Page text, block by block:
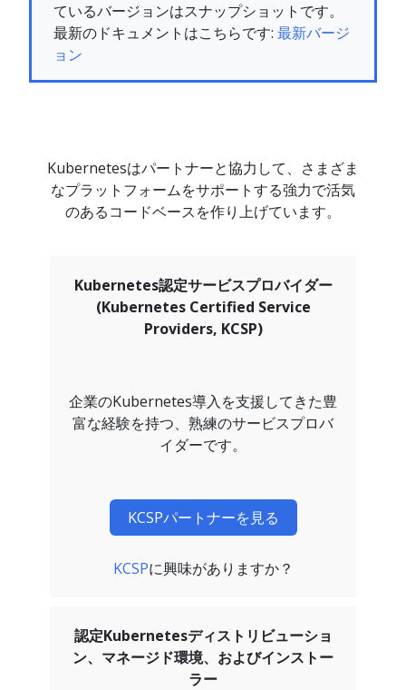
ているバージョンはスナップショットです。
最新のドキュメントはこちらです: 最新バージ
ョン
Kubernetesはパートナーと協力して、さまざま
なプラットフォームをサポートする強力で活気
のあるコードベースを作り上げています。
Kubernetes認定サービスプロバイダー
(Kubernetes Certified Service
Providers, KCSP)
企業のKubernetes導入を支援してきた豊
富な経験を持つ、熟練のサービスプロバ
イダーです。
KCSPパートナーを見る
KCSPに興味がありますか？
認定Kubernetesディストリビューショ
ン、マネージド環境、およびインストー
ラー